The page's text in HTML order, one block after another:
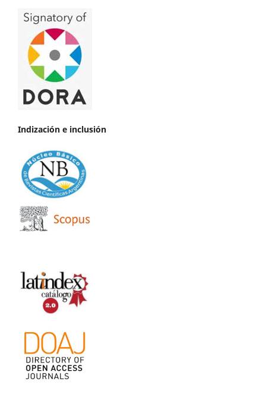
Indización e inclusión